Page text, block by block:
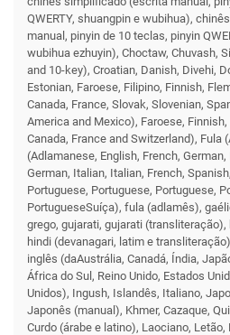
QWERTY, shuangpin e wubihua),
manual, pinyin de 10 teclas, pinyin
wubihua ezhuyin), Choctaw, Chuvash,
and 10-key), Croatian, Danish, Divehi,
Estonian, Faroese, Filipino, Finnish,
Canada, France, Slovak, Slovenian,
America and Mexico), Faroese,
Canada, France and Switzerland), Fula
(Adlamanese, English, French,
German, Italian, Italian, French,
Portuguese, Portuguese, Portuguese,
PortugueseSuíça), fula (adlamês),
grego, gujarati, gujarati (transliteração),
hindi (devanagari, latim e
inglês (daAustrália, Canadá, Índia,
África do Sul, Reino Unido, Estados
Unidos), Ingush, Islandês, Italiano,
Japonês (manual), Khmer, Cazaque,
Curdo (árabe e latino), Laociano, Letão,